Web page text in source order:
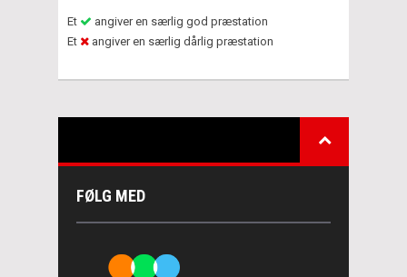
Et
angiver en særlig god præstation
Et
angiver en særlig dårlig præstation
FØLG MED